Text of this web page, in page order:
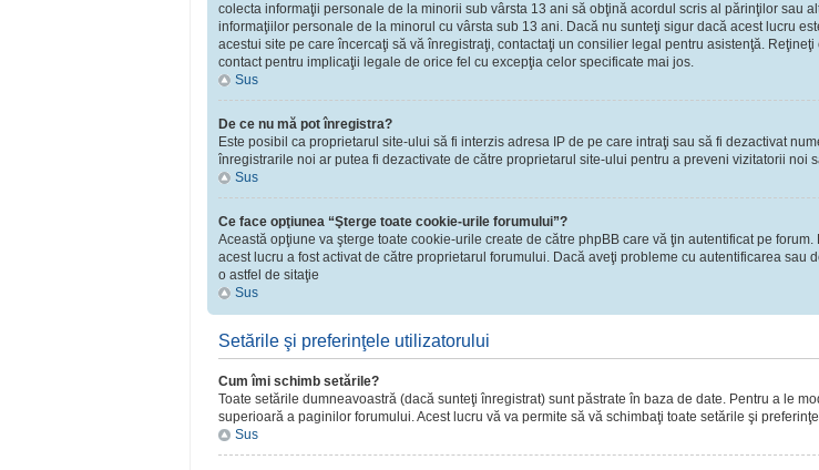
colecta informaţii personale de la minorii sub vârsta 13 ani să obţină acordul scris al părinţilor sau
informaţiilor personale de la minorul cu vârsta sub 13 ani. Dacă nu sunteţi sigur dacă acest lucru
acestui site pe care încercaţi să vă înregistraţi, contactaţi un consilier legal pentru asistenţă.
contact pentru implicaţii legale de orice fel cu excepţia celor specificate mai jos.
Sus
De ce nu mă pot înregistra?
Este posibil ca proprietarul site-ului să fi interzis adresa IP de pe care intraţi sau să fi dezactivat
înregistrarile noi ar putea fi dezactivate de către proprietarul site-ului pentru a preveni vizitatorii
Sus
Ce face opţiunea “Şterge toate cookie-urile forumului”?
Această opţiune va şterge toate cookie-urile create de către phpBB care vă ţin autentificat pe
acest lucru a fost activat de către proprietarul forumului. Dacă aveţi probleme cu autentificarea
o astfel de sitaţie
Sus
Setările şi preferinţele utilizatorului
Cum îmi schimb setările?
Toate setările dumneavoastră (dacă sunteţi înregistrat) sunt păstrate în baza de date. Pentru a le
superioară a paginilor forumului. Acest lucru vă va permite să vă schimbaţi toate setările şi
Sus